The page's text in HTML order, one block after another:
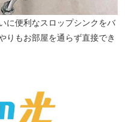
に便利なスロップシンクをバ
りもお部屋を通らず直接でき